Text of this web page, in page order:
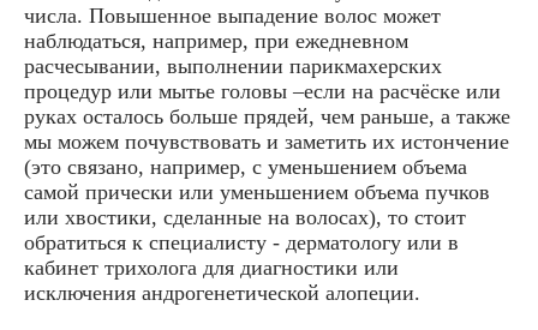
числа. Повышенное выпадение волос может
наблюдаться, например, при ежедневном
расчесывании, выполнении парикмахерских
процедур или мытье головы –если на расчёске или
руках осталось больше прядей, чем раньше, а также
мы можем почувствовать и заметить их истончение
(это связано, например, с уменьшением объема
самой прически или уменьшением объема пучков
или хвостики, сделанные на волосах), то стоит
обратиться к специалисту - дерматологу или в
кабинет трихолога для диагностики или
исключения андрогенетической алопеции.